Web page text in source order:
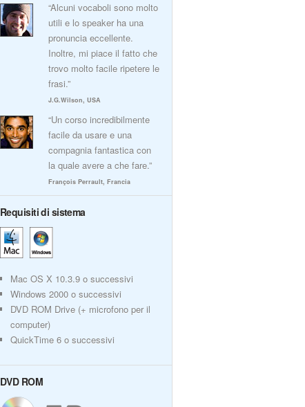
“Alcuni vocaboli sono molto
utili e lo speaker ha una
pronuncia eccellente.
Inoltre, mi piace il fatto che
trovo molto facile ripetere le
frasi.”
J.G.Wilson, USA
“Un corso incredibilmente
facile da usare e una
compagnia fantastica con
la quale avere a che fare.”
François Perrault, Francia
Requisiti di sistema
Mac OS X 10.3.9 o successivi
Windows 2000 o successivi
DVD ROM Drive (+ microfono per il
computer)
QuickTime 6 o successivi
DVD ROM